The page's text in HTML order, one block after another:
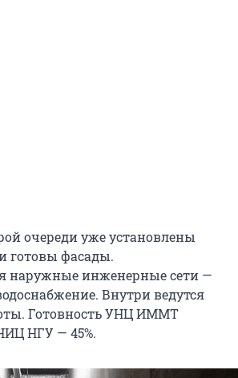
очереди уже установлены
готовы фасады.
наружные инженерные сети —
Внутри ведутся
Готовность УНЦ ИММТ
НГУ — 45%.